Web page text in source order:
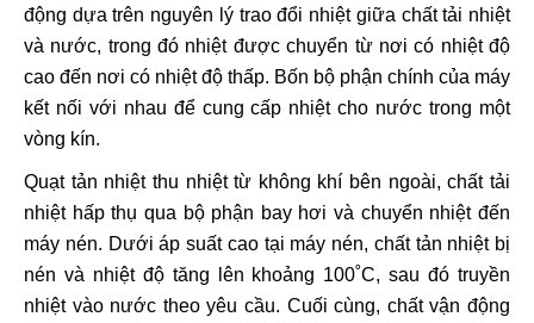
động dựa trên nguyên lý trao đổi nhiệt giữa chất tải nhiệt
và nước, trong đó nhiệt được chuyển từ nơi có nhiệt độ
cao đến nơi có nhiệt độ thấp. Bốn bộ phận chính của máy
kết nối với nhau để cung cấp nhiệt cho nước trong một
vòng kín.
Quạt tản nhiệt thu nhiệt từ không khí bên ngoài, chất tải
nhiệt hấp thụ qua bộ phận bay hơi và chuyển nhiệt đến
máy nén. Dưới áp suất cao tại máy nén, chất tản nhiệt bị
nén và nhiệt độ tăng lên khoảng 100˚C, sau đó truyền
nhiệt vào nước theo yêu cầu. Cuối cùng, chất vận động